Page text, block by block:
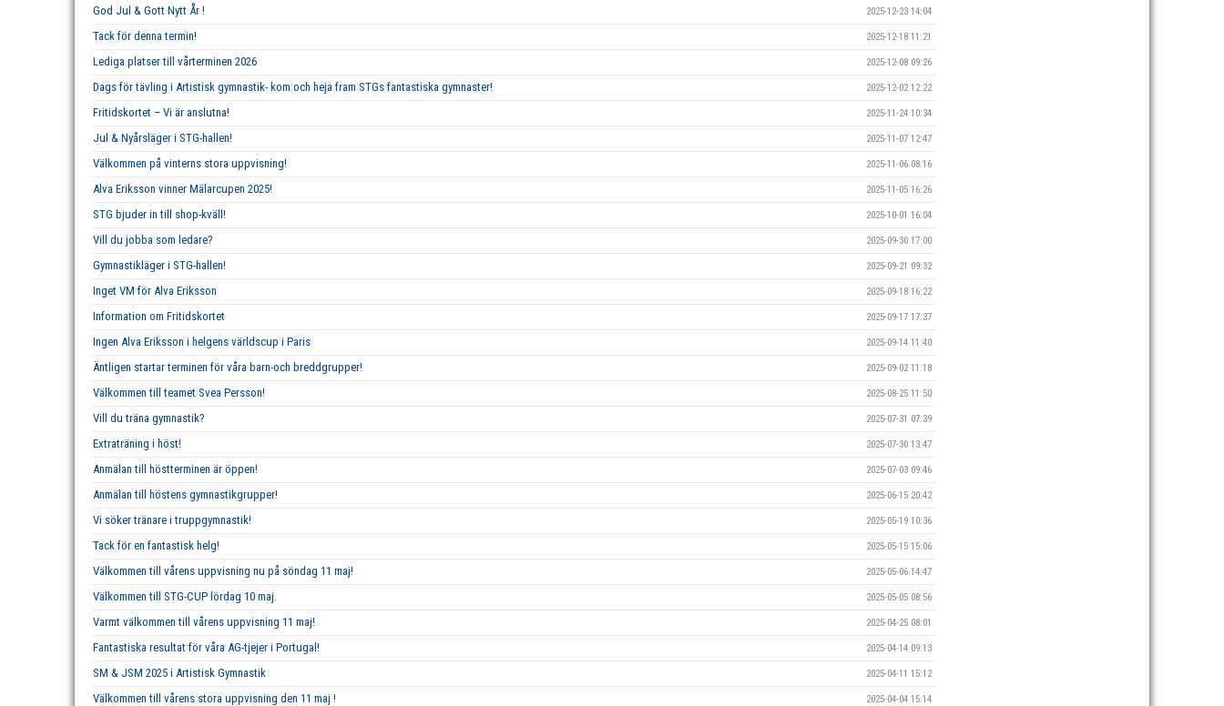
God Jul & Gott Nytt År ! 2025-12-23 14:04
Tack för denna termin! 2025-12-18 11:21
Lediga platser till vårterminen 2026 2025-12-08 09:26
Dags för tävling i Artistisk gymnastik- kom och heja fram STGs fantastiska gymnaster! 2025-12-02 12:22
Fritidskortet – Vi är anslutna! 2025-11-24 10:34
Jul & Nyårsläger i STG-hallen! 2025-11-07 12:47
Välkommen på vinterns stora uppvisning! 2025-11-06 08:16
Alva Eriksson vinner Mälarcupen 2025! 2025-11-05 16:26
STG bjuder in till shop-kväll! 2025-10-01 16:04
Vill du jobba som ledare? 2025-09-30 17:00
Gymnastikläger i STG-hallen! 2025-09-21 09:32
Inget VM för Alva Eriksson 2025-09-18 16:22
Information om Fritidskortet 2025-09-17 17:37
Ingen Alva Eriksson i helgens världscup i Paris 2025-09-14 11:40
Äntligen startar terminen för våra barn-och breddgrupper! 2025-09-02 11:18
Välkommen till teamet Svea Persson! 2025-08-25 11:50
Vill du träna gymnastik? 2025-07-31 07:39
Extraträning i höst! 2025-07-30 13:47
Anmälan till höstterminen är öppen! 2025-07-03 09:46
Anmälan till höstens gymnastikgrupper! 2025-06-15 20:42
Vi söker tränare i truppgymnastik! 2025-05-19 10:36
Tack för en fantastisk helg! 2025-05-15 15:06
Välkommen till vårens uppvisning nu på söndag 11 maj! 2025-05-06 14:47
Välkommen till STG-CUP lördag 10 maj. 2025-05-05 08:56
Varmt välkommen till vårens uppvisning 11 maj! 2025-04-25 08:01
Fantastiska resultat för våra AG-tjejer i Portugal! 2025-04-14 09:13
SM & JSM 2025 i Artistisk Gymnastik 2025-04-11 15:12
Välkommen till vårens stora uppvisning den 11 maj ! 2025-04-04 15:14